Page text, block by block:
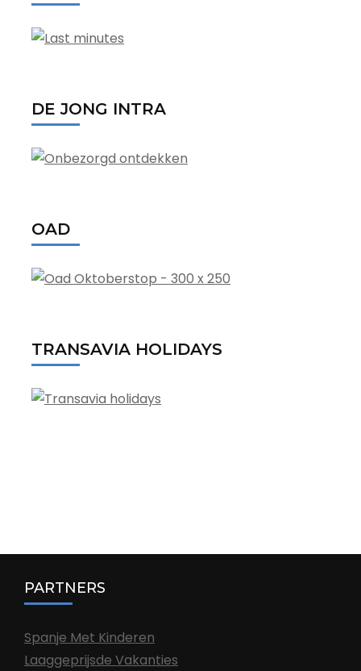
DE JONG INTRA
OAD
TRANSAVIA HOLIDAYS
PARTNERS
Spanje Met Kinderen
Laaggeprijsde Vakanties